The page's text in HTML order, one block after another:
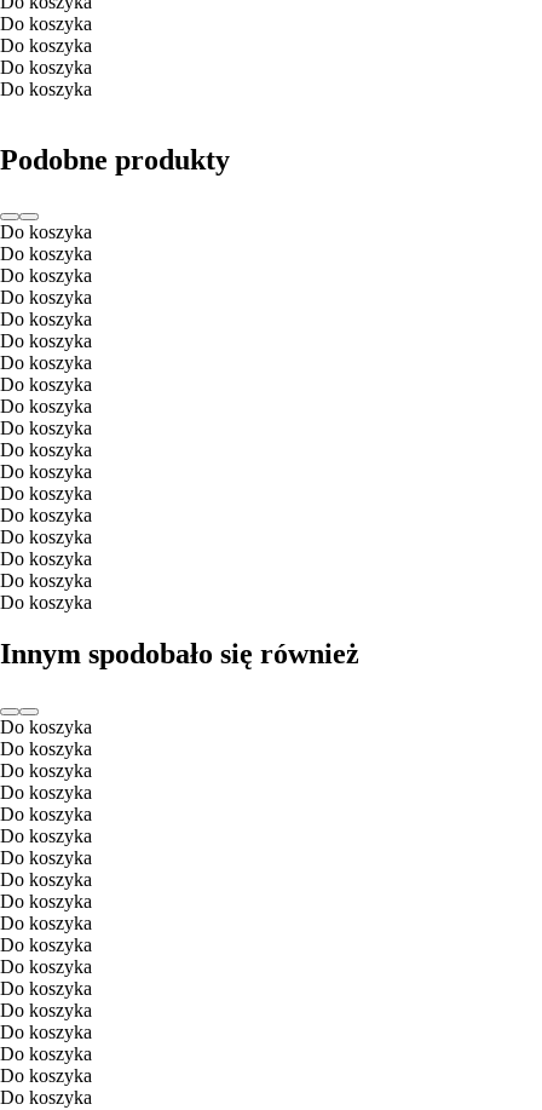
Do koszyka
Do koszyka
Do koszyka
Do koszyka
Podobne produkty
Do koszyka
Do koszyka
Do koszyka
Do koszyka
Do koszyka
Do koszyka
Do koszyka
Do koszyka
Do koszyka
Do koszyka
Do koszyka
Do koszyka
Do koszyka
Do koszyka
Do koszyka
Do koszyka
Do koszyka
Do koszyka
Innym spodobało się również
Do koszyka
Do koszyka
Do koszyka
Do koszyka
Do koszyka
Do koszyka
Do koszyka
Do koszyka
Do koszyka
Do koszyka
Do koszyka
Do koszyka
Do koszyka
Do koszyka
Do koszyka
Do koszyka
Do koszyka
Do koszyka